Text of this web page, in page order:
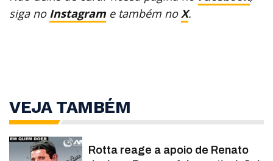
siga no Instagram e também noX.
VEJA TAMBÉM
Rotta reage a apoio de Renato